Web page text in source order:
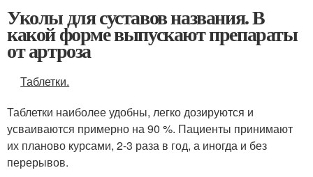
Уколы для суставов названия. В
какой форме выпускают препараты
от артроза
Таблетки.
Таблетки наиболее удобны, легко дозируются и
усваиваются примерно на 90 %. Пациенты принимают
их планово курсами, 2-3 раза в год, а иногда и без
перерывов.